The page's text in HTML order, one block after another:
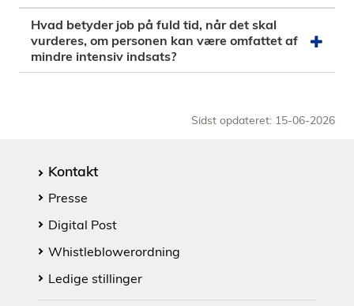
Hvad betyder job på fuld tid, når det skal
vurderes, om personen kan være omfattet af
mindre intensiv indsats?
Sidst opdateret: 15-06-2026
Kontakt
Presse
Digital Post
Whistleblowerordning
Ledige stillinger